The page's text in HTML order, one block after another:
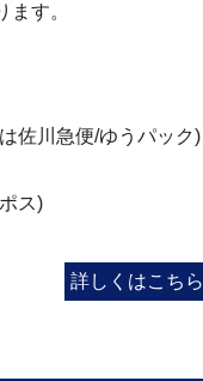
ます。
佐川急便/ゆうパック)
ス)
詳しくはこちら